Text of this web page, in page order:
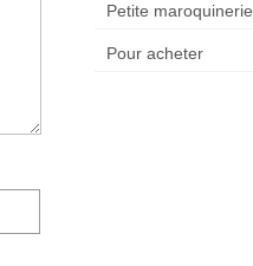
Petite maroquinerie
Pour acheter